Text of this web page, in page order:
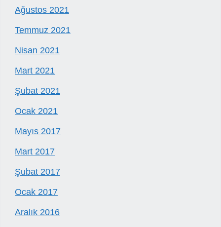
Ağustos 2021
Temmuz 2021
Nisan 2021
Mart 2021
Şubat 2021
Ocak 2021
Mayıs 2017
Mart 2017
Şubat 2017
Ocak 2017
Aralık 2016